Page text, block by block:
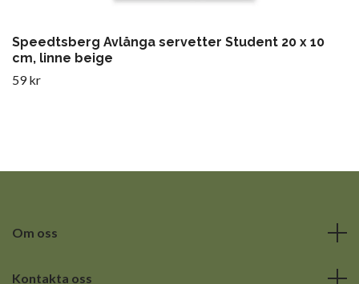
Speedtsberg Avlånga servetter Student 20 x 10
cm, linne beige
59 kr
Om oss
Kontakta oss